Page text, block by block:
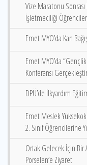
Vize Maratonu
İşletmeciliği
Emet MYO’da Kan
Emet MYO’da
Konferansı
DPÜ’de İlkyardım
Emet Meslek
2. Sınıf Öğrencilerine
Ortak Gelecek İçin Bir
Porselen’e Ziyaret